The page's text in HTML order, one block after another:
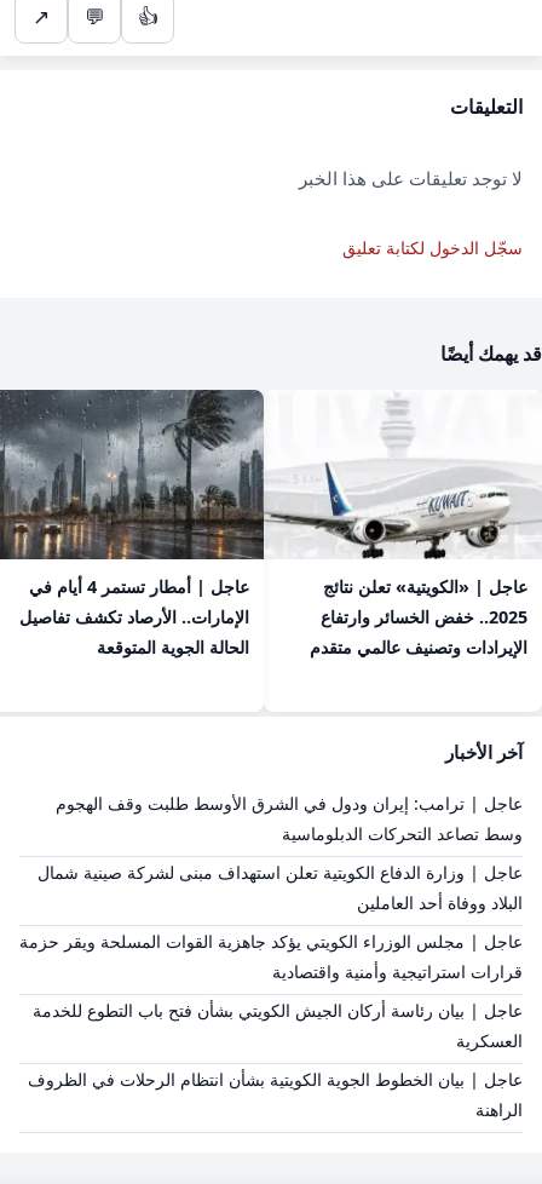
👍
💬
↗
التعليقات
لا توجد تعليقات على هذا الخبر
سجّل الدخول لكتابة تعليق
قد يهمك أيضًا
عاجل | «الكويتية» تعلن نتائج
2025.. خفض الخسائر وارتفاع
الإيرادات وتصنيف عالمي متقدم
عاجل | أمطار تستمر 4 أيام في
الإمارات.. الأرصاد تكشف تفاصيل
الحالة الجوية المتوقعة
آخر الأخبار
عاجل | ترامب: إيران ودول في الشرق الأوسط طلبت وقف الهجوم
وسط تصاعد التحركات الدبلوماسية
عاجل | وزارة الدفاع الكويتية تعلن استهداف مبنى لشركة صينية شمال
البلاد ووفاة أحد العاملين
عاجل | مجلس الوزراء الكويتي يؤكد جاهزية القوات المسلحة ويقر حزمة
قرارات استراتيجية وأمنية واقتصادية
عاجل | بيان رئاسة أركان الجيش الكويتي بشأن فتح باب التطوع للخدمة
العسكرية
عاجل | بيان الخطوط الجوية الكويتية بشأن انتظام الرحلات في الظروف
الراهنة